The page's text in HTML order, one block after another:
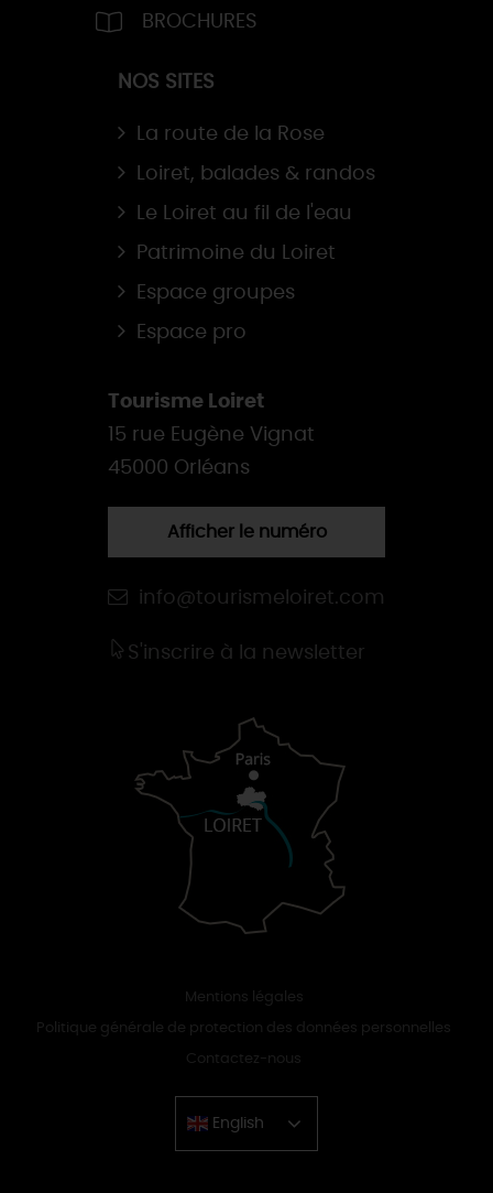
BROCHURES
NOS SITES
La route de la Rose
Loiret, balades & randos
Le Loiret au fil de l'eau
Patrimoine du Loiret
Espace groupes
Espace pro
Tourisme Loiret
15 rue Eugène Vignat
45000 Orléans
Afficher le numéro
info@tourismeloiret.com
S'inscrire à la newsletter
Mentions légales
Politique générale de protection des données personnelles
Contactez-nous
English
Chinese